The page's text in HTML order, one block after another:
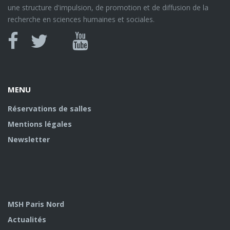
une structure d'impulsion, de promotion et de diffusion de la
recherche en sciences humaines et sociales.
Canal
MENU
Réservations de salles
Mentions légales
Newsletter
MSH Paris Nord
Actualités